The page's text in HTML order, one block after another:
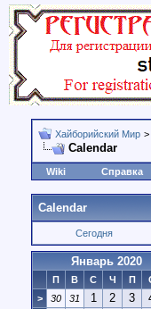
Хайборийский Мир >
Calendar
Wiki Справка
Calendar
Сегодня
Январь 2020
П В С Ч П
>
30 31 1 2 3